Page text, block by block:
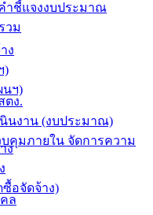
ง
)
นฯ)
ง
ซื้อจัดจ้าง)
ำชี้แจงงบประมาณ
วม
ตง.
นงาน (งบประมาณ)
คุมภายใน จัดการความ
ล